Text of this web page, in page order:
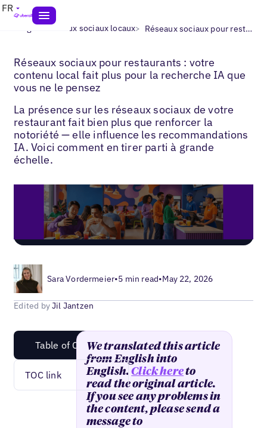
FR
Blogs> Réseaux sociaux locaux> Réseaux sociaux pour restaurants
Réseaux sociaux pour restaurants : votre
contenu local fait plus pour la recherche IA que
vous ne le pensez
La présence sur les réseaux sociaux de votre
restaurant fait bien plus que renforcer la
notoriété — elle influence les recommandations
IA. Voici comment en tirer parti à grande
échelle.
Sara Vordermeier•5 min read•May 22, 2026
Edited byJil Jantzen
Table of Content
TOC link
We translated this article
from English into
English.Click hereto
read the original article.
If you see any problems in
the content, please send a
message to